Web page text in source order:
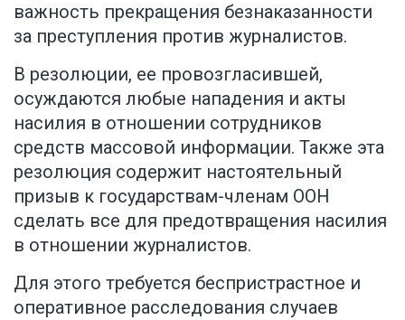
важность прекращения безнаказанности
за преступления против журналистов.
В резолюции, ее провозгласившей,
осуждаются любые нападения и акты
насилия в отношении сотрудников
средств массовой информации. Также эта
резолюция содержит настоятельный
призыв к государствам-членам ООН
сделать все для предотвращения насилия
в отношении журналистов.
Для этого требуется беспристрастное и
оперативное расследования случаев